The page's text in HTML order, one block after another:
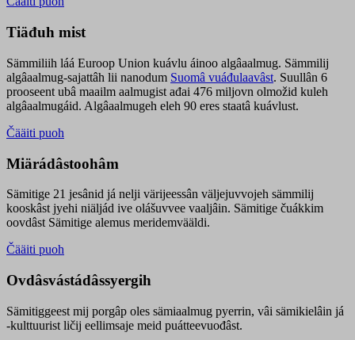
Tiäđuh mist
Sämmiliih láá Euroop Union kuávlu áinoo algâaalmug. Sämmilij
algâaalmug-sajattâh lii nanodum Suomâ vuáđulaavâst. Suullân 6
prooseent ubâ maailm aalmugist ađai 476 miljovn olmožid kuleh
algâaalmugáid. Algâaalmugeh eleh 90 eres staatâ kuávlust.
Čääiti puoh
Miärádâstoohâm
Sämitige 21 jesânid já nelji värijeessân väljejuvvojeh sämmilij
kooskâst jyehi niäljád ive olášuvvee vaaljâin. Sämitige čuákkim
oovdâst Sämitige alemus meridemvääldi.
Čääiti puoh
Ovdâsvástádâssyergih
Sämitiggeest mij porgâp oles sämiaalmug pyerrin, vâi sämikielâin já
-kulttuurist ličij eellimsaje meid puátteevuođâst.